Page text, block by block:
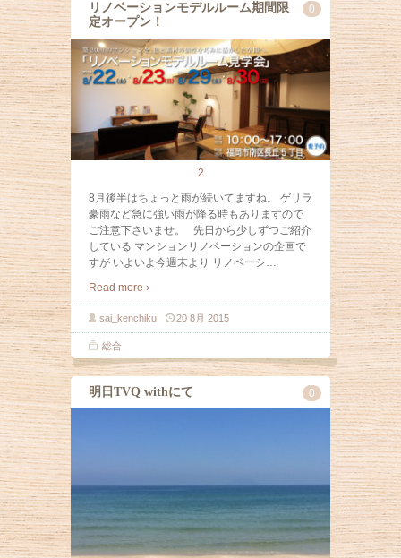
リノベーションモデルルーム期間限
定オープン！
0
2
8月後半はちょっと雨が続いてますね。 ゲリラ
豪雨など急に強い雨が降る時もありますので
ご注意下さいませ。 先日から少しずつご紹介
している マンションリノベーションの企画で
すが いよいよ今週末より リノベーシ…
Read more ›
sai_kenchiku 20 8月 2015
総合
明日TVQ withにて 0